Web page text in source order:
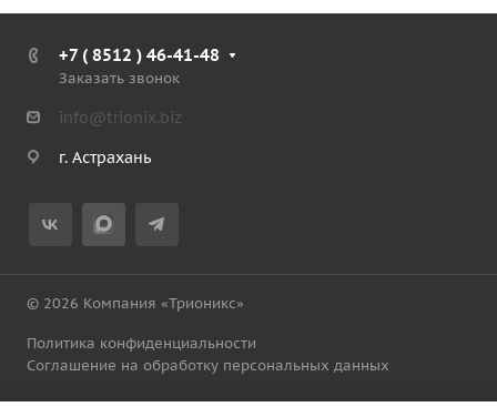
+7 ( 8512 ) 46-41-48
Заказать звонок
info@trionix.biz
г. Астрахань
© 2026 Компания «Трионикс»
Политика конфиденциальности
Соглашение на обработку персональных данных